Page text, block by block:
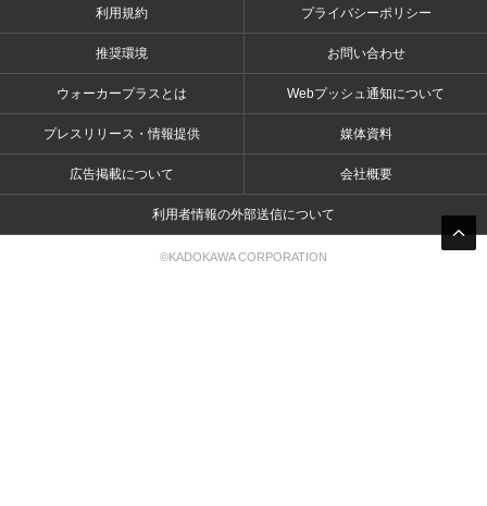
利用規約 プライバシーポリシー
推奨環境 お問い合わせ
ウォーカープラスとは Webプッシュ通知について
プレスリリース・情報提供 媒体資料
広告掲載について 会社概要
利用者情報の外部送信について
©KADOKAWA CORPORATION